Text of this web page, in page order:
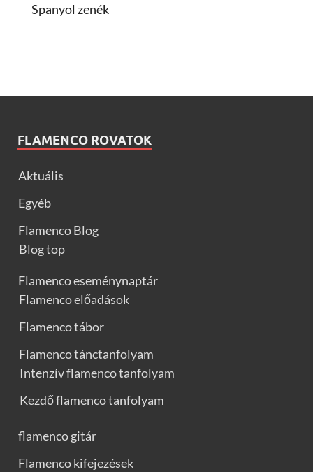
Spanyol zenék
FLAMENCO ROVATOK
Aktuális
Egyéb
Flamenco Blog
Blog top
Flamenco eseménynaptár
Flamenco előadások
Flamenco tábor
Flamenco tánctanfolyam
Intenzív flamenco tanfolyam
Kezdő flamenco tanfolyam
flamenco gitár
Flamenco kifejezések